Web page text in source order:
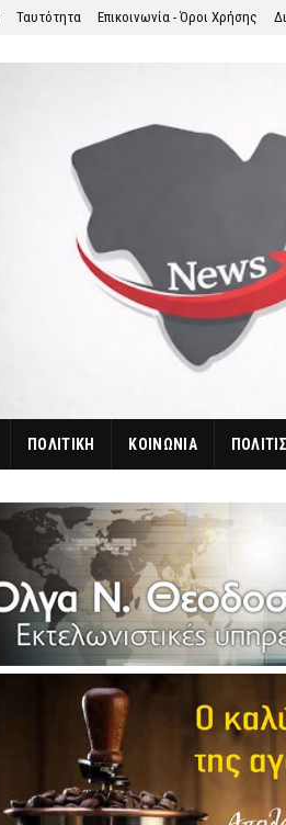
Ταυτότητα Επικοινωνία - Όροι Χρήσης
ΠΟΛΙΤΙΚΗ ΚΟΙΝΩΝΙΑ